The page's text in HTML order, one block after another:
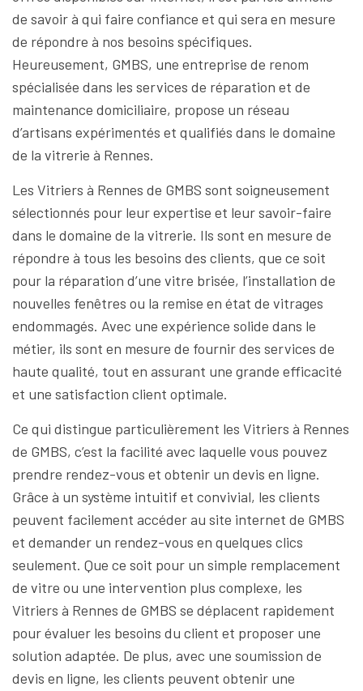
de savoir à qui faire confiance et qui sera en mesure
de répondre à nos besoins spécifiques.
Heureusement, GMBS, une entreprise de renom
spécialisée dans les services de réparation et de
maintenance domiciliaire, propose un réseau
d’artisans expérimentés et qualifiés dans le domaine
de la vitrerie à Rennes.
Les Vitriers à Rennes de GMBS sont soigneusement
sélectionnés pour leur expertise et leur savoir-faire
dans le domaine de la vitrerie. Ils sont en mesure de
répondre à tous les besoins des clients, que ce soit
pour la réparation d’une vitre brisée, l’installation de
nouvelles fenêtres ou la remise en état de vitrages
endommagés. Avec une expérience solide dans le
métier, ils sont en mesure de fournir des services de
haute qualité, tout en assurant une grande efficacité
et une satisfaction client optimale.
Ce qui distingue particulièrement les Vitriers à Rennes
de GMBS, c’est la facilité avec laquelle vous pouvez
prendre rendez-vous et obtenir un devis en ligne.
Grâce à un système intuitif et convivial, les clients
peuvent facilement accéder au site internet de GMBS
et demander un rendez-vous en quelques clics
seulement. Que ce soit pour un simple remplacement
de vitre ou une intervention plus complexe, les
Vitriers à Rennes de GMBS se déplacent rapidement
pour évaluer les besoins du client et proposer une
solution adaptée. De plus, avec une soumission de
devis en ligne, les clients peuvent obtenir une